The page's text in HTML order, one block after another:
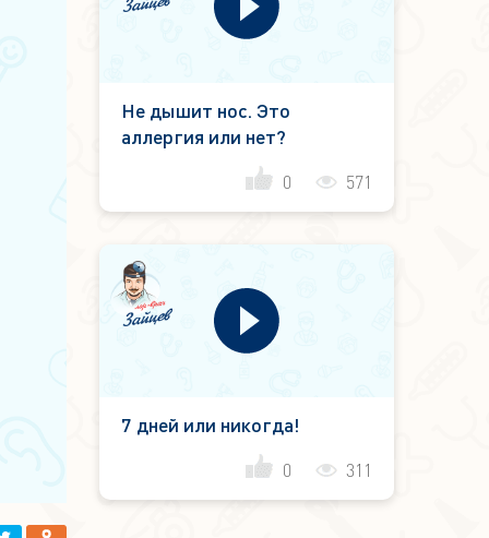
Не дышит нос. Это
аллергия или нет?
0 571
7 дней или никогда!
0 311